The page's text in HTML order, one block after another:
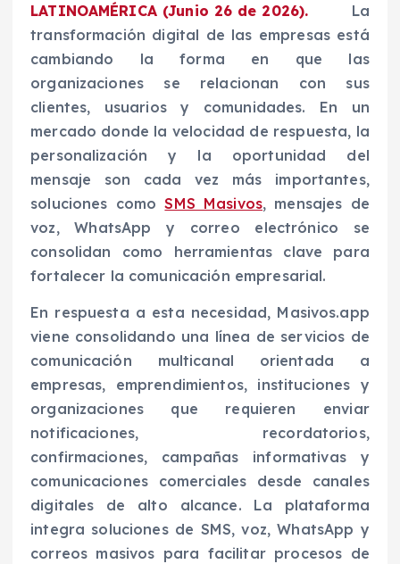
LATINOAMÉRICA (Junio 26 de 2026). La
transformación digital de las empresas está
cambiando la forma en que las
organizaciones se relacionan con sus
clientes, usuarios y comunidades. En un
mercado donde la velocidad de respuesta, la
personalización y la oportunidad del
mensaje son cada vez más importantes,
soluciones comoSMS Masivos, mensajes de
voz, WhatsApp y correo electrónico se
consolidan como herramientas clave para
fortalecer la comunicación empresarial.
En respuesta a esta necesidad, Masivos.app
viene consolidando una línea de servicios de
comunicación multicanal orientada a
empresas, emprendimientos, instituciones y
organizaciones que requieren enviar
notificaciones, recordatorios,
confirmaciones, campañas informativas y
comunicaciones comerciales desde canales
digitales de alto alcance. La plataforma
integra soluciones de SMS, voz, WhatsApp y
correos masivos para facilitar procesos de